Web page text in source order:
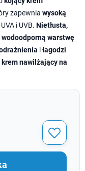
zapewnia wysoką
i UVB. Nietłusta,
wodoodporną warstwę
iłagodzi
krem nawilżający na